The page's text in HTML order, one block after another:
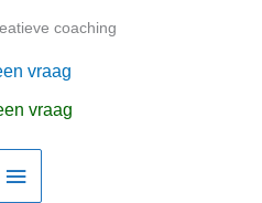
coaching
Hoofdmenu
vraag
vraag